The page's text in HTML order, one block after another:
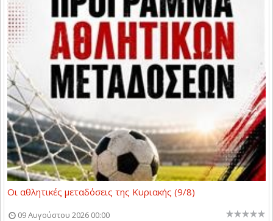
Οι αθλητικές μεταδόσεις της Κυριακής (9/8)
09 Αυγούστου 2026 00:00